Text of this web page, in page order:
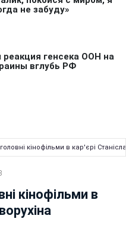
кінофільми в кар'єрі
кінофільми в